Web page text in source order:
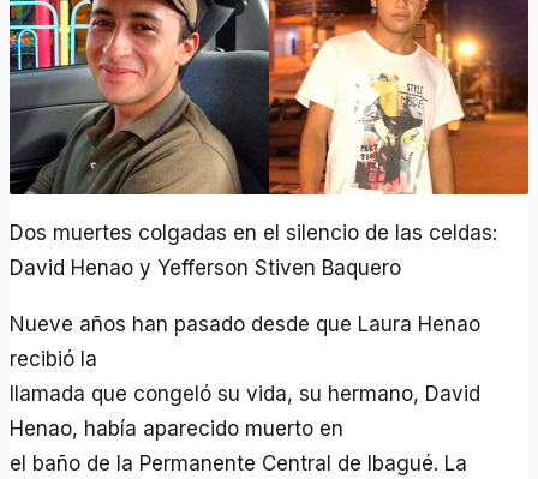
Dos muertes colgadas en el silencio de las celdas:
David Henao y Yefferson Stiven Baquero
Nueve años han pasado desde que Laura Henao
recibió la
llamada que congeló su vida, su hermano, David
Henao, había aparecido muerto en
el baño de la Permanente Central de Ibagué. La